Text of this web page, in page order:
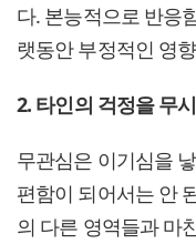
다. 본능적으로 반응
랫동안 부정적인 영
2. 타인의 걱정을 무
무관심은 이기심을
편함이 되어서는 안
의 다른 영역들과 마